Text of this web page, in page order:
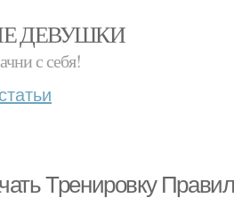
ДЕВУШКИ
с себя!
статьи
Тренировку